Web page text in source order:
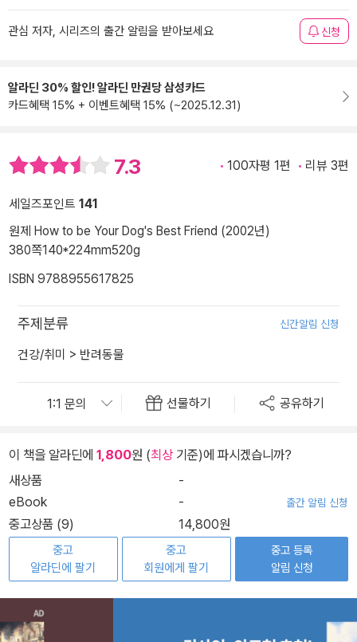
관심 저자, 시리즈의 출간 알림을 받아보세요 신청
알라딘 30% 할인! 알라딘 만권당 삼성카드
카드혜택 15% + 이벤트혜택 15% (~2025.12.31)
7.3 100자평 1편 리뷰 3편
세일즈포인트 141
원제 How to be Your Dog's Best Friend (2002년)
380쪽140*224mm520g
ISBN 9788955617825
주제분류 신간알림 신청
건강/취미 > 반려동물
선물하기 공유하기
이 책을 알라딘에 1,800원 (최상기준)에 파시겠습니까?
새상품
-
eBook
- 출간 알림 신청
중고상품 (9) 14,800원
중고
알라딘에 팔기
중고
회원에게 팔기
중고 등록
알림 신청